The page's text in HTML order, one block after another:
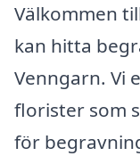
Välkommen
kan hitta
Venngarn. Vi
florister som
för